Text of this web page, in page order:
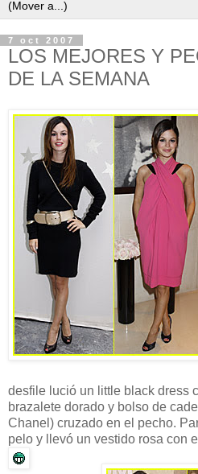
7 oct 2007
LOS MEJORES Y
DE LA SEMANA
desfile lució un little black dress
brazalete dorado y bolso de
Chanel) cruzado en el pecho.
pelo y llevó un vestido rosa con